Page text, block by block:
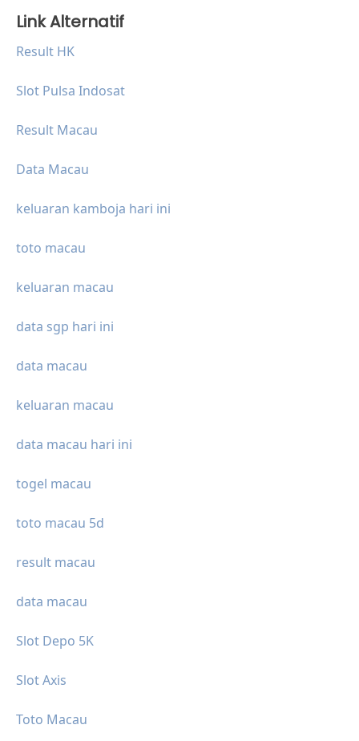
Link Alternatif
Result HK
Slot Pulsa Indosat
Result Macau
Data Macau
keluaran kamboja hari ini
toto macau
keluaran macau
data sgp hari ini
data macau
keluaran macau
data macau hari ini
togel macau
toto macau 5d
result macau
data macau
Slot Depo 5K
Slot Axis
Toto Macau